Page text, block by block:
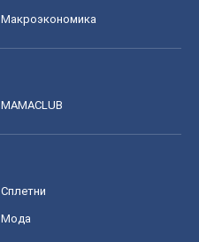
Mакроэкономика
MAMACLUB
Сплетни
Мода